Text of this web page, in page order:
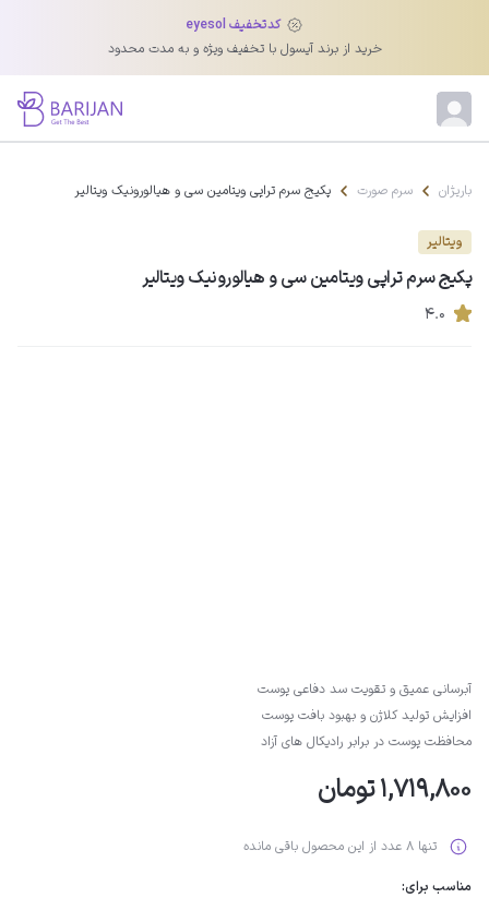
کدتخفیف eyesol
خرید از برند آیسول با تخفیف ویژه و به مدت محدود
باریژان سرم صورت پکیج سرم تراپی ویتامین سی و هیالورونیک ویتالیر
ویتالیر
پکیج سرم تراپی ویتامین سی و هیالورونیک ویتالیر
۴.۰
آبرسانی عمیق و تقویت سد دفاعی پوست
افزایش تولید کلاژن و بهبود بافت پوست
محافظت پوست در برابر رادیکال های آزاد
1,719,800 تومان
تنها 8 عدد از این محصول باقی مانده
مناسب برای: